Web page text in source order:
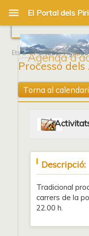
Agenda
Ets a Portada/Agenda
Processó
Torna al calendari
Descripció:
Tradicional
carrers de la
22.00 h.